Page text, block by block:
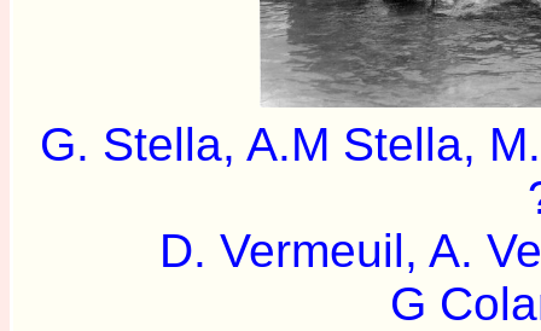
G. Stella, A.M
D. Vermeuil, A.
G